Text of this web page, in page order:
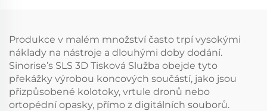
Produkce v malém množství často trpí vysokými
náklady na nástroje a dlouhými doby dodání.
Sinorise’s SLS 3D Tisková Služba obejde tyto
překážky výrobou koncových součástí, jako jsou
přizpůsobené kolotoky, vrtule dronů nebo
ortopédní opasky, přímo z digitálních souborů.